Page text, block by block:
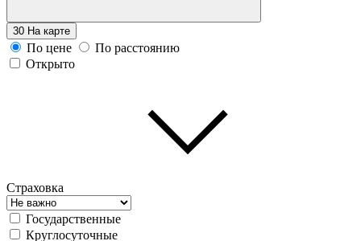
30 На карте
По цене
По расстоянию
Открыто
Страховка
Государственные
Круглосуточные